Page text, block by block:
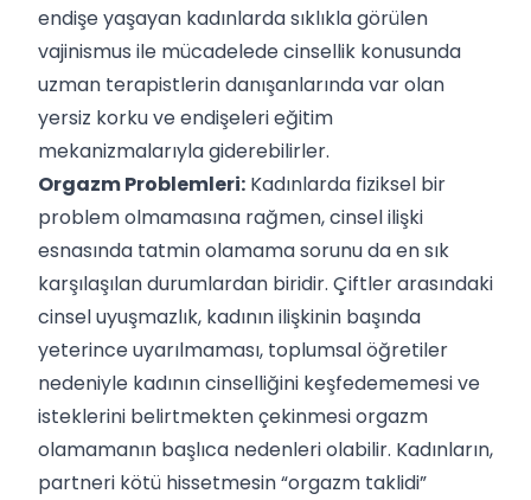
endişe yaşayan kadınlarda sıklıkla görülen
vajinismus ile mücadelede cinsellik konusunda
uzman terapistlerin danışanlarında var olan
yersiz korku ve endişeleri eğitim
mekanizmalarıyla giderebilirler.
Orgazm Problemleri: Kadınlarda fiziksel bir
problem olmamasına rağmen, cinsel ilişki
esnasında tatmin olamama sorunu da en sık
karşılaşılan durumlardan biridir. Çiftler arasındaki
cinsel uyuşmazlık, kadının ilişkinin başında
yeterince uyarılmaması, toplumsal öğretiler
nedeniyle kadının cinselliğini keşfedememesi ve
isteklerini belirtmekten çekinmesi orgazm
olamamanın başlıca nedenleri olabilir. Kadınların,
partneri kötü hissetmesin “orgazm taklidi”